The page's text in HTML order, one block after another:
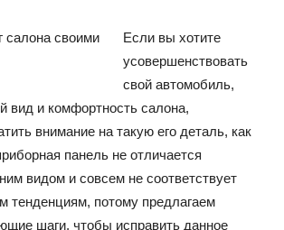
Если вы хотите
усовершенствовать
свой автомобиль,
вид и комфортность салона,
внимание на такую его деталь, как
панель не отличается
видом и совсем не соответствует
потому предлагаем
шаги, чтобы исправить данное